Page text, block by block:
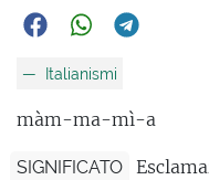
Italianismi
màm-ma-mì-a
SIGNIFICATO